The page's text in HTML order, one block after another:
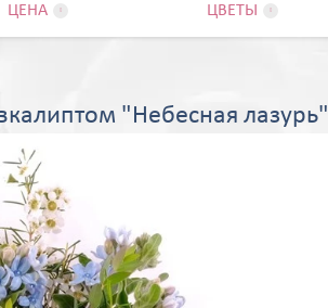
ЦЕНА ЦВЕТЫ
"Небесная лазурь"